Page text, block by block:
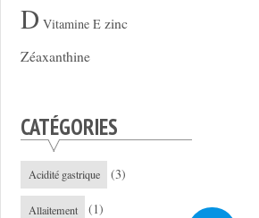
D Vitamine E zinc
Zéaxanthine
CATÉGORIES
Acidité gastrique (3)
Allaitement (1)